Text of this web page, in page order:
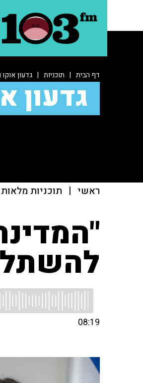
דף הבית | תוכניות | גדעון
גדעון
ראשי | תוכניות מלאות
08:19